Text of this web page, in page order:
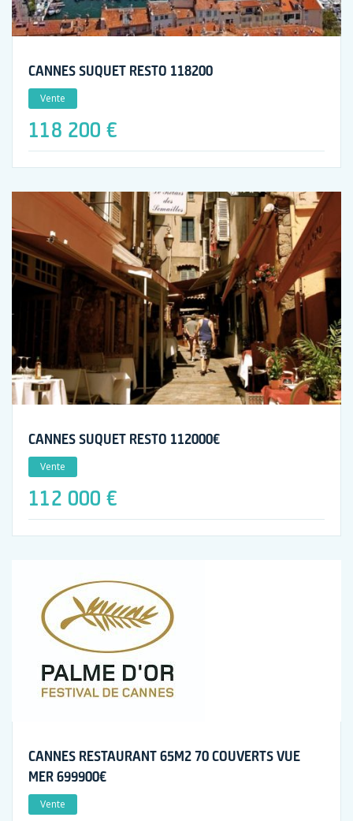
CANNES SUQUET RESTO 118200
Vente
118 200 €
CANNES SUQUET RESTO 112000€
Vente
112 000 €
CANNES RESTAURANT 65M2 70 COUVERTS VUE
MER 699900€
Vente